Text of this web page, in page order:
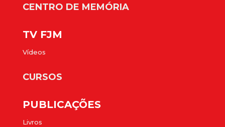
CENTRO DE MEMÓRIA
TV FJM
Vídeos
CURSOS
PUBLICAÇÕES
Livros